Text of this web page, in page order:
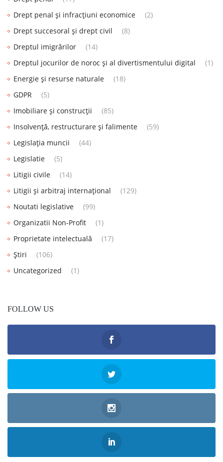
Drept penal și infracțiuni economice
(2)
Drept succesoral și drept civil
(8)
Dreptul imigrărilor
(14)
Dreptul jocurilor de noroc și al divertismentului digital
(1)
Energie și resurse naturale
(18)
GDPR
(5)
Imobiliare și construcții
(85)
Insolvență, restructurare și falimente
(59)
Legislația muncii
(44)
Legislatie
(5)
Litigii civile
(14)
Litigii și arbitraj internațional
(129)
Noutati legislative
(99)
Organizatii Non-Profit
(1)
Proprietate intelectuală
(17)
Știri
(106)
Uncategorized
(1)
FOLLOW US